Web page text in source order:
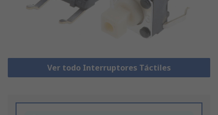
Ver todo Interruptores Táctiles